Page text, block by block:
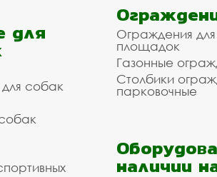
для
собак
Ограждения
площадок
Газонные
Столбики
парковочные
наличии